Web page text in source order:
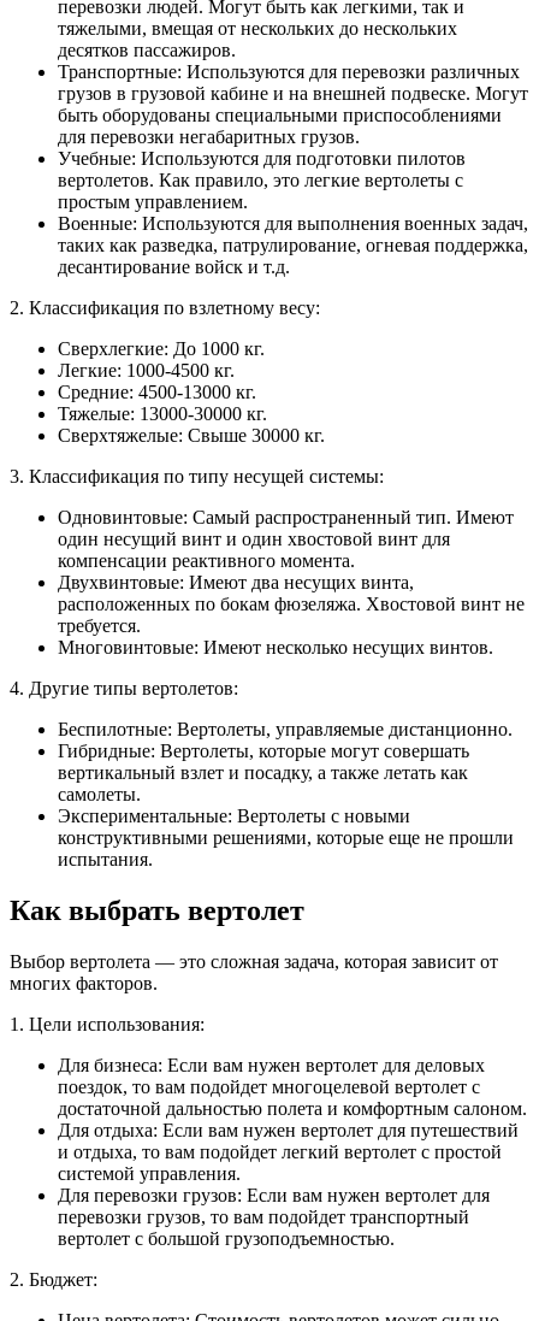
перевозки людей. Могут быть как легкими, так и
тяжелыми, вмещая от нескольких до нескольких
десятков пассажиров.
Транспортные: Используются для перевозки различных
грузов в грузовой кабине и на внешней подвеске. Могут
быть оборудованы специальными приспособлениями
для перевозки негабаритных грузов.
Учебные: Используются для подготовки пилотов
вертолетов. Как правило, это легкие вертолеты с
простым управлением.
Военные: Используются для выполнения военных задач,
таких как разведка, патрулирование, огневая поддержка,
десантирование войск и т.д.
2. Классификация по взлетному весу:
Сверхлегкие: До 1000 кг.
Легкие: 1000-4500 кг.
Средние: 4500-13000 кг.
Тяжелые: 13000-30000 кг.
Сверхтяжелые: Свыше 30000 кг.
3. Классификация по типу несущей системы:
Одновинтовые: Самый распространенный тип. Имеют
один несущий винт и один хвостовой винт для
компенсации реактивного момента.
Двухвинтовые: Имеют два несущих винта,
расположенных по бокам фюзеляжа. Хвостовой винт не
требуется.
Многовинтовые: Имеют несколько несущих винтов.
4. Другие типы вертолетов:
Беспилотные: Вертолеты, управляемые дистанционно.
Гибридные: Вертолеты, которые могут совершать
вертикальный взлет и посадку, а также летать как
самолеты.
Экспериментальные: Вертолеты с новыми
конструктивными решениями, которые еще не прошли
испытания.
Как выбрать вертолет
Выбор вертолета — это сложная задача, которая зависит от
многих факторов.
1. Цели использования:
Для бизнеса: Если вам нужен вертолет для деловых
поездок, то вам подойдет многоцелевой вертолет с
достаточной дальностью полета и комфортным салоном.
Для отдыха: Если вам нужен вертолет для путешествий
и отдыха, то вам подойдет легкий вертолет с простой
системой управления.
Для перевозки грузов: Если вам нужен вертолет для
перевозки грузов, то вам подойдет транспортный
вертолет с большой грузоподъемностью.
2. Бюджет: